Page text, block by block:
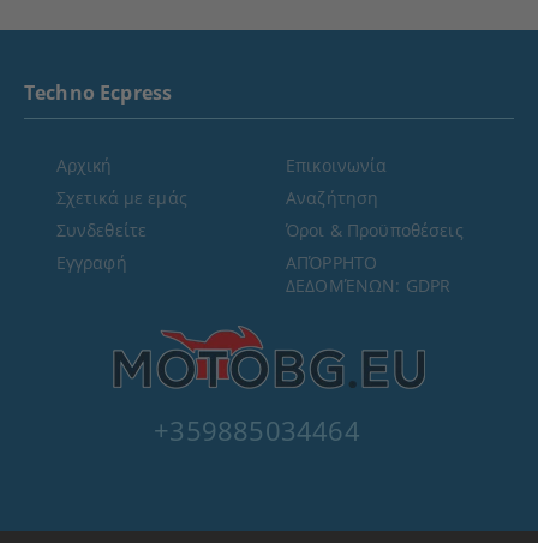
+359885034464
Techno Ecpress
Αρχική
Σχετικά με εμάς
Συνδεθείτε
Εγγραφή
Επικοινωνία
Αναζήτηση
Όροι & Προϋποθέσεις
ΑΠΌΡΡΗΤΟ
ΔΕΔΟΜΈΝΩΝ: GDPR